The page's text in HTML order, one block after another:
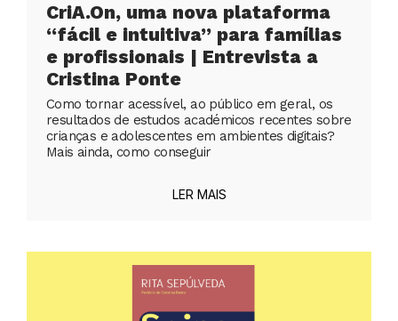
CriA.On, uma nova plataforma
“fácil e intuitiva” para famílias
e profissionais | Entrevista a
Cristina Ponte
Como tornar acessível, ao público em geral, os
resultados de estudos académicos recentes sobre
crianças e adolescentes em ambientes digitais?
Mais ainda, como conseguir
LER MAIS